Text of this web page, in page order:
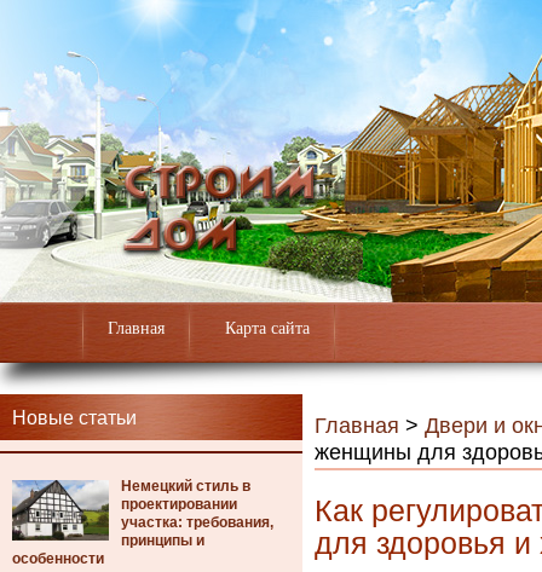
Главная Карта сайта
Новые статьи
Немецкий стиль в
проектировании
участка: требования,
принципы и
особенности
Главная > Двери и
женщины для
Как
для здоровья и